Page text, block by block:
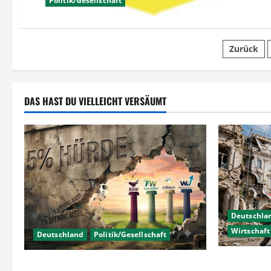
der
Zurück
DAS HAST DU VIELLEICHT VERSÄUMT
Deutschland Politik/Gesellschaft
Wirtschaft